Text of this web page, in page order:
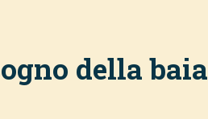
della baia